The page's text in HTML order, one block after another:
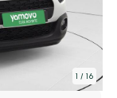
1 / 16
Citroën